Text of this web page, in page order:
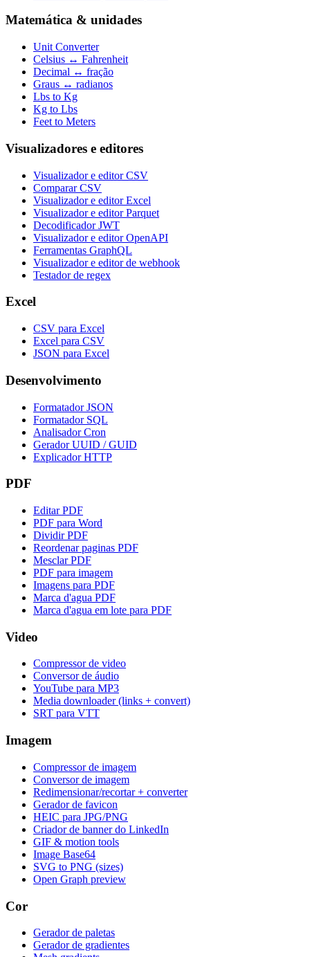
Matemática & unidades
Unit Converter
Celsius ↔ Fahrenheit
Decimal ↔ fração
Graus ↔ radianos
Lbs to Kg
Kg to Lbs
Feet to Meters
Visualizadores e editores
Visualizador e editor CSV
Comparar CSV
Visualizador e editor Excel
Visualizador e editor Parquet
Decodificador JWT
Visualizador e editor OpenAPI
Ferramentas GraphQL
Visualizador e editor de webhook
Testador de regex
Excel
CSV para Excel
Excel para CSV
JSON para Excel
Desenvolvimento
Formatador JSON
Formatador SQL
Analisador Cron
Gerador UUID / GUID
Explicador HTTP
PDF
Editar PDF
PDF para Word
Dividir PDF
Reordenar paginas PDF
Mesclar PDF
PDF para imagem
Imagens para PDF
Marca d'agua PDF
Marca d'agua em lote para PDF
Video
Compressor de video
Conversor de áudio
YouTube para MP3
Media downloader (links + convert)
SRT para VTT
Imagem
Compressor de imagem
Conversor de imagem
Redimensionar/recortar + converter
Gerador de favicon
HEIC para JPG/PNG
Criador de banner do LinkedIn
GIF & motion tools
Image Base64
SVG to PNG (sizes)
Open Graph preview
Cor
Gerador de paletas
Gerador de gradientes